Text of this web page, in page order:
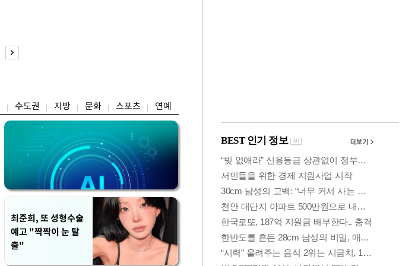
수도권 지방 문화 스포츠 연예
최준희, 또 성형수술
예고 "짝짝이 눈 탈
출"